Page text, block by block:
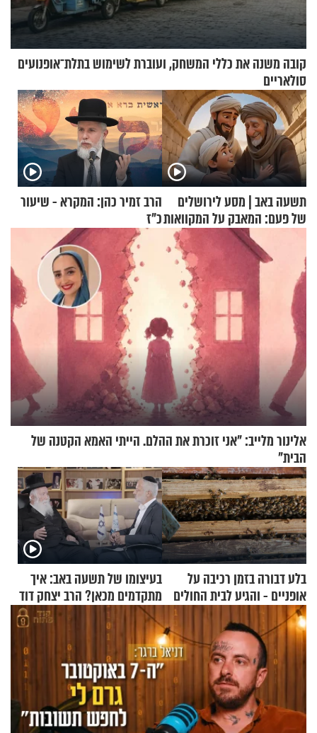
קובה משנה את כללי המשחק, ועוברת לשימוש בתלת־אופנועים
סולאריים
תשעה באב | מסע לירושלים
של פעם: המאבק על המקוואות
הרב זמיר כהן: המקרא - שיעור
כ"ז
אלינור מלייב: "אני זוכרת את ההלם. הייתי האמא הקטנה של
הבית"
בלע דבורה בזמן רכיבה על
אופניים - והגיע לבית החולים
במצב מסכן חיים
בעיצומו של תשעה באב: איך
מתקדמים מכאן? הרב יצחק דוד
גרוסמן בשיחה מיוחדת